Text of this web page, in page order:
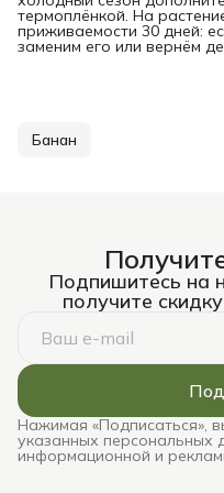
термоплёнкой. На
приживаемости 30 дней:
заменим его или вернём
Банан
Подпишитесь на
получите
Нажимая «Подписаться»,
указанных персональных
информационной и